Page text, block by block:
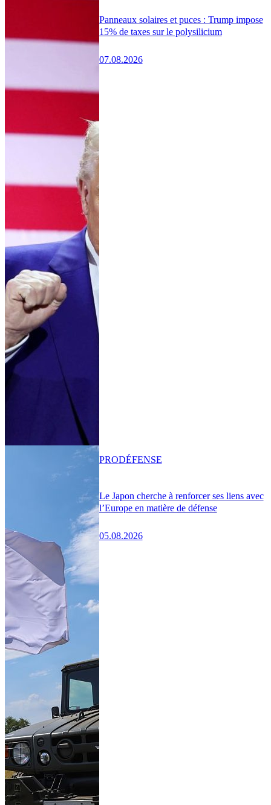
Panneaux solaires et puces : Trump impose
15% de taxes sur le polysilicium
07.08.2026
Le Japon cherche à renforcer ses liens avec
l’Europe en matière de défense
05.08.2026
PRODÉFENSE